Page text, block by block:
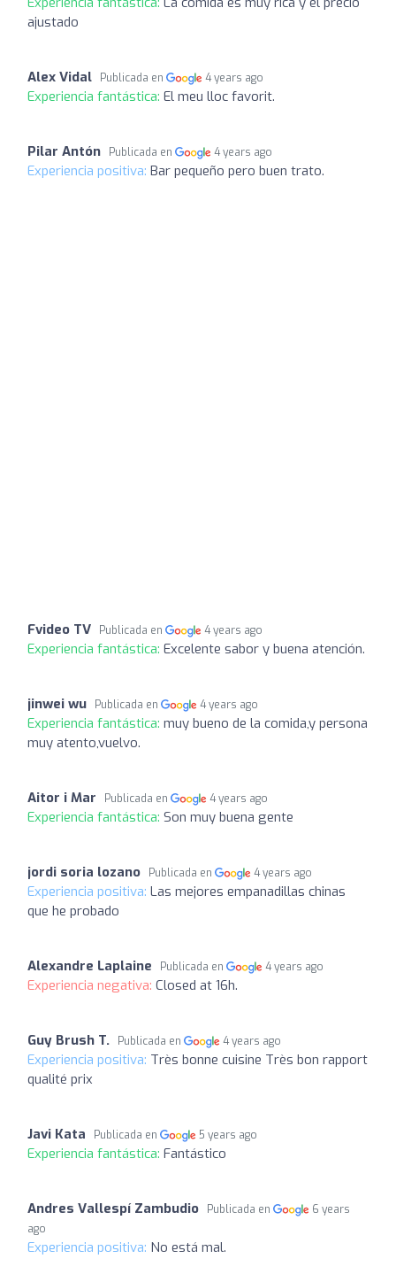
ajustado
Alex Vidal Publicada en 4 years ago
Experiencia fantástica: El meu lloc favorit.
Pilar Antón Publicada en 4 years ago
Experiencia positiva: Bar pequeño pero buen trato.
Fvideo TV Publicada en 4 years ago
Experiencia fantástica: Excelente sabor y buena atención.
jinwei wu Publicada en 4 years ago
Experiencia fantástica: muy bueno de la comida,y persona
muy atento,vuelvo.
Aitor i Mar Publicada en 4 years ago
Experiencia fantástica: Son muy buena gente
jordi soria lozano Publicada en 4 years ago
Experiencia positiva: Las mejores empanadillas chinas
que he probado
Alexandre Laplaine Publicada en 4 years ago
Experiencia negativa: Closed at 16h.
Guy Brush T. Publicada en 4 years ago
Experiencia positiva: Très bonne cuisine Très bon rapport
qualité prix
Javi Kata Publicada en 5 years ago
Experiencia fantástica: Fantástico
Andres Vallespí Zambudio Publicada en
6 years
ago
Experiencia positiva: No está mal.